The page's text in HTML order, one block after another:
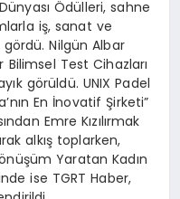
Ödülleri, sahne
iş, sanat ve
Nilgün Albar
Bilimsel Test Cihazları
görüldü. UNIX Padel
En İnovatif Şirketi”
Emre Kızılırmak
alkış toplarken,
Yaratan Kadın
ise TGRT Haber,